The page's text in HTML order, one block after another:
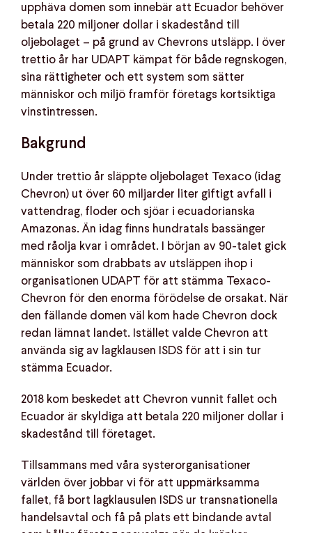
upphäva domen som innebär att Ecuador behöver
betala 220 miljoner dollar i skadestånd till
oljebolaget – på grund av Chevrons utsläpp. I över
trettio år har UDAPT kämpat för både regnskogen,
sina rättigheter och ett system som sätter
människor och miljö framför företags kortsiktiga
vinstintressen.
Bakgrund
Under trettio år släppte oljebolaget Texaco (idag
Chevron) ut över 60 miljarder liter giftigt avfall i
vattendrag, floder och sjöar i ecuadorianska
Amazonas. Än idag finns hundratals bassänger
med råolja kvar i området. I början av 90-talet gick
människor som drabbats av utsläppen ihop i
organisationen UDAPT för att stämma Texaco-
Chevron för den enorma förödelse de orsakat. När
den fällande domen väl kom hade Chevron dock
redan lämnat landet. Istället valde Chevron att
använda sig av lagklausen ISDS för att i sin tur
stämma Ecuador.
2018 kom beskedet att Chevron vunnit fallet och
Ecuador är skyldiga att betala 220 miljoner dollar i
skadestånd till företaget.
Tillsammans med våra systerorganisationer
världen över jobbar vi för att uppmärksamma
fallet, få bort lagklausulen ISDS ur transnationella
handelsavtal och få på plats ett bindande avtal